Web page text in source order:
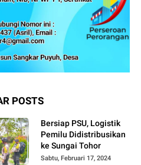
POSTS
Bersiap PSU, Logistik
Pemilu Didistribusikan
ke Sungai Tohor
Sabtu, Februari 17, 2024